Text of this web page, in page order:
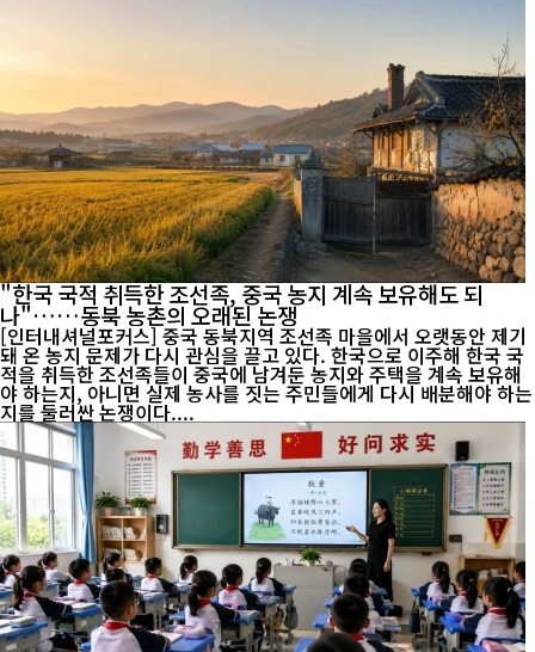
"한국 국적 취득한 조선족, 중국 농지 계속 보유해도 되
나"……동북 농촌의 오래된 논쟁
[인터내셔널포커스] 중국 동북지역 조선족 마을에서 오랫동안 제기
돼 온 농지 문제가 다시 관심을 끌고 있다. 한국으로 이주해 한국 국
적을 취득한 조선족들이 중국에 남겨둔 농지와 주택을 계속 보유해
야 하는지, 아니면 실제 농사를 짓는 주민들에게 다시 배분해야 하는
지를 둘러싼 논쟁이다....